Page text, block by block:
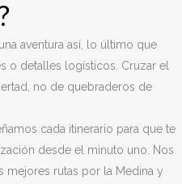
aventura así, lo último que
o detalles logísticos. Cruzar el
no de quebraderos de
cada itinerario para que te
desde el minuto uno. Nos
mejores rutas por la Medina y